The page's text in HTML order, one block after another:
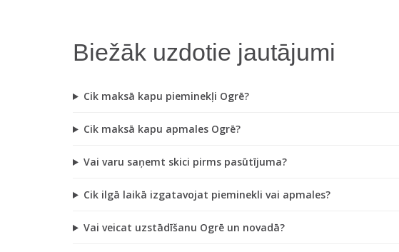
Biežāk uzdotie jautājumi
Cik maksā kapu pieminekļi Ogrē?
Cik maksā kapu apmales Ogrē?
Vai varu saņemt skici pirms pasūtījuma?
Cik ilgā laikā izgatavojat pieminekli vai apmales?
Vai veicat uzstādīšanu Ogrē un novadā?